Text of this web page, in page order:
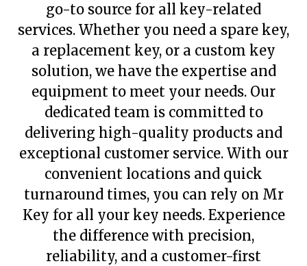
go-to source for all key-related
services. Whether you need a spare key,
a replacement key, or a custom key
solution, we have the expertise and
equipment to meet your needs. Our
dedicated team is committed to
delivering high-quality products and
exceptional customer service. With our
convenient locations and quick
turnaround times, you can rely on Mr
Key for all your key needs. Experience
the difference with precision,
reliability, and a customer-first